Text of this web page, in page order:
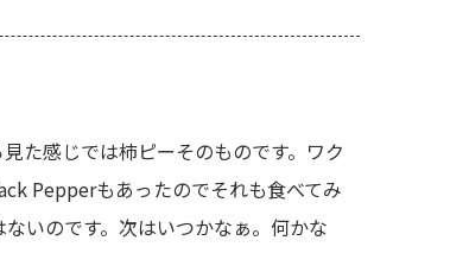
た感じでは柿ピーそのものです。ワク
Pepperもあったのでそれも食べてみ
いのです。次はいつかなぁ。何かな